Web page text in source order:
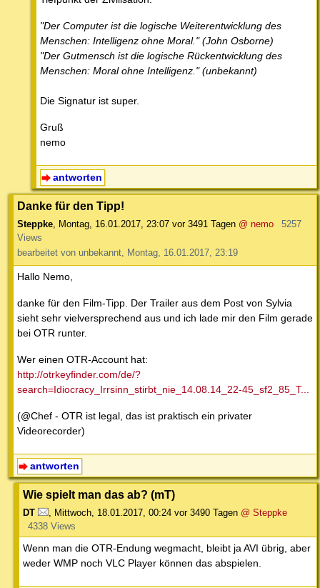
"Der Computer ist die logische Weiterentwicklung des
Menschen: Intelligenz ohne Moral." (John Osborne)
"Der Gutmensch ist die logische Rückentwicklung des
Menschen: Moral ohne Intelligenz." (unbekannt)
Die Signatur ist super.
Gruß
nemo
antworten
Danke für den Tipp!
Steppke, Montag, 16.01.2017, 23:07 vor 3491 Tagen @ nemo
5257
Views
bearbeitet von unbekannt, Montag, 16.01.2017, 23:19
Hallo Nemo,
danke für den Film-Tipp. Der Trailer aus dem Post von Sylvia
sieht sehr vielversprechend aus und ich lade mir den Film gerade
bei OTR runter.
Wer einen OTR-Account hat:
http://otrkeyfinder.com/de/?
search=Idiocracy_Irrsinn_stirbt_nie_14.08.14_22-45_sf2_85_T...
(@Chef - OTR ist legal, das ist praktisch ein privater
Videorecorder)
antworten
Wie spielt man das ab? (mT)
DT Mittwoch, 18.01.2017, 00:24 vor 3490 Tagen @ Steppke
4338 Views
Wenn man die OTR-Endung wegmacht, bleibt ja AVI übrig, aber
weder WMP noch VLC Player können das abspielen.